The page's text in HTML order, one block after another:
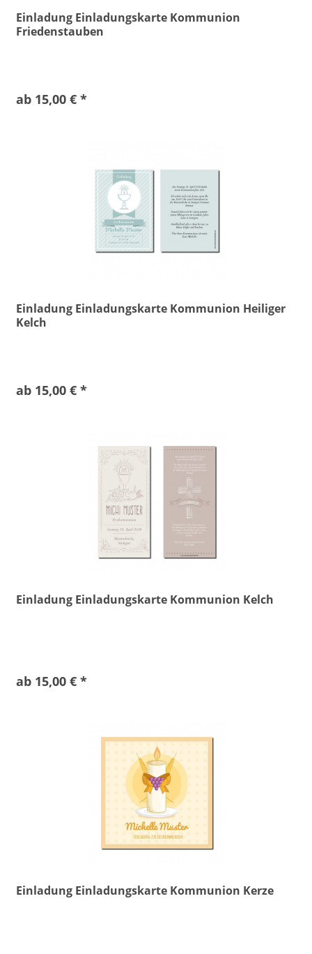
Einladung Einladungskarte Kommunion
Friedenstauben
ab 15,00 € *
Einladung Einladungskarte Kommunion Heiliger
Kelch
ab 15,00 € *
Einladung Einladungskarte Kommunion Kelch
ab 15,00 € *
Einladung Einladungskarte Kommunion Kerze